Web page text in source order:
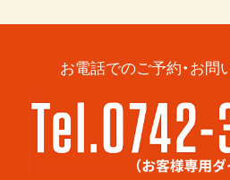
お電話でのご予約・お問